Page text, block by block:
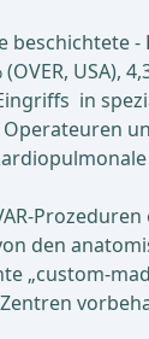
-
USA), 4,3
in
Prozeduren
den
„custom-